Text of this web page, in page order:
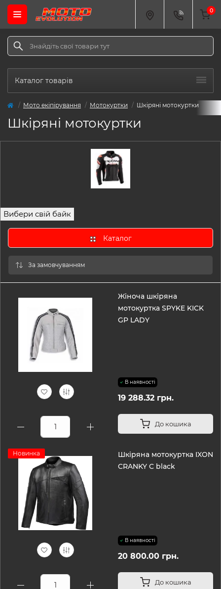
0
Каталог товарів
Мото екіпірування Мотокуртки Шкіряні мотокуртки
Шкіряні мотокуртки
Вибери свій байк
Каталог
Жіноча шкіряна
мотокуртка SPYKE KICK
GP LADY
В наявності
19 288.32 грн.
До кошика
Новинка
Шкіряна мотокуртка IXON
CRANKY C black
В наявності
20 800.00 грн.
До кошика